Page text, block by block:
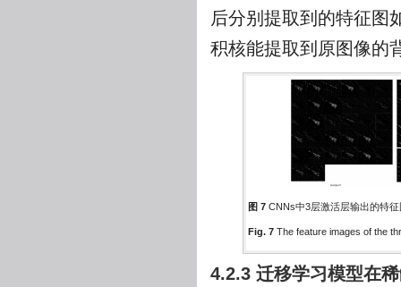
后分别提取到的特征图
积核能提取到原图像的
图 7 CNNs中3层激活层输出的特
Fig. 7 The feature images of the
4.2.3 迁移学习模型在